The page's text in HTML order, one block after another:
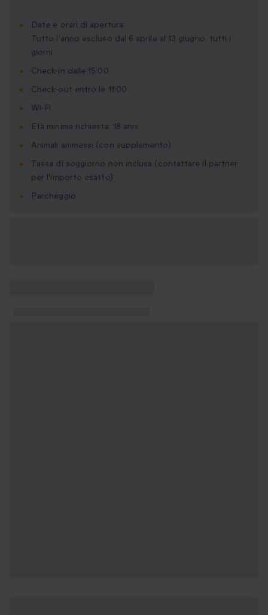
Date e orari di apertura:
Tutto l'anno escluso dal 6 aprile al 13 giugno, tutti i
giorni
Check-in dalle 15:00
Check-out entro le 11:00
Wi-Fi
Età minima richiesta: 18 anni
Animali ammessi (con supplemento)
Tassa di soggiorno non inclusa (contattare il partner
per l'importo esatto)
Parcheggio